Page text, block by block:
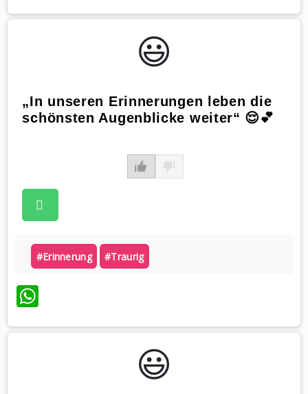
😃️
„In unseren Erinnerungen leben die
schönsten Augenblicke weiter“ 😌💕
#erinnerung #traurig
WhatsApp
😃️